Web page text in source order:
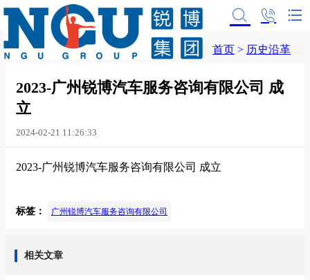
首页 > 历史沿革
2023-广州锐博汽车服务咨询有限公司 成
立
2024-02-21 11:26:33
2023-广州锐博汽车服务咨询有限公司 成立
标签： 广州锐博汽车服务咨询有限公司
相关文章